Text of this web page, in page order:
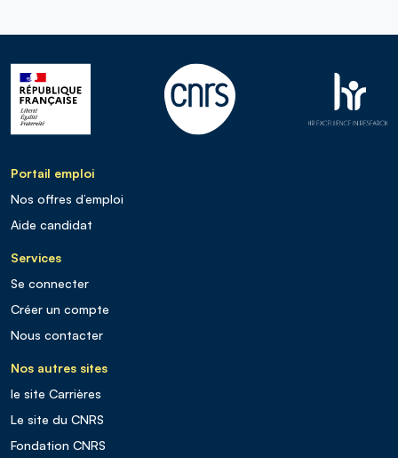
Portail emploi
Nos offres d’emploi
Aide candidat
Services
Se connecter
Créer un compte
Nous contacter
Nos autres sites
le site Carrières
Le site du CNRS
Fondation CNRS